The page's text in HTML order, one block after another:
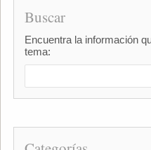
Buscar
Encuentra la información
tema: